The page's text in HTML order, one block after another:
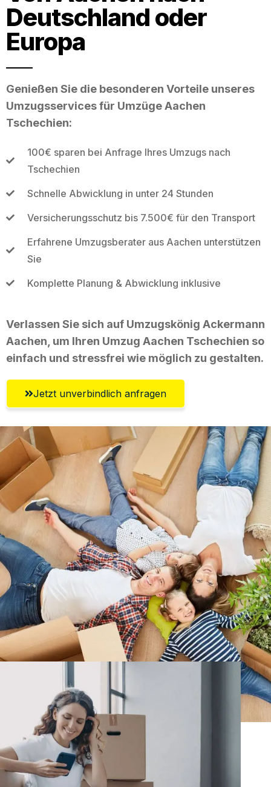
Deutschland oder
Europa
Genießen Sie die besonderen Vorteile unseres
Umzugsservices für Umzüge Aachen
Tschechien:
100€ sparen bei Anfrage Ihres Umzugs nach
Tschechien
Schnelle Abwicklung in unter 24 Stunden
Versicherungsschutz bis 7.500€ für den Transport
Erfahrene Umzugsberater aus Aachen unterstützen
Sie
Komplette Planung & Abwicklung inklusive
Verlassen Sie sich auf Umzugskönig Ackermann
Aachen, um Ihren Umzug Aachen Tschechien so
einfach und stressfrei wie möglich zu gestalten.
Jetzt unverbindlich anfragen